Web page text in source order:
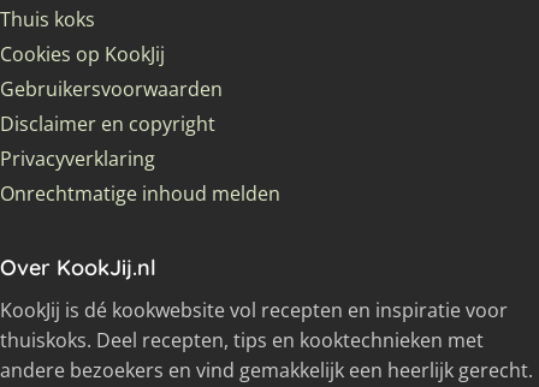
Thuis koks
Cookies op KookJij
Gebruikersvoorwaarden
Disclaimer en copyright
Privacyverklaring
Onrechtmatige inhoud melden
Over KookJij.nl
KookJij is dé kookwebsite vol recepten en inspiratie voor
thuiskoks. Deel recepten, tips en kooktechnieken met
andere bezoekers en vind gemakkelijk een heerlijk gerecht.